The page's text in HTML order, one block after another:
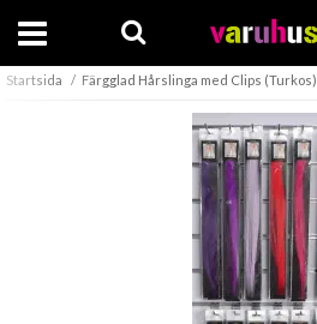
Startsida Färgglad Hårslinga med Clips (Turkos)